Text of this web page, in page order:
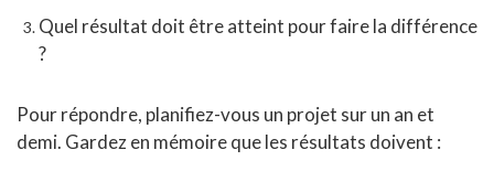
Quel résultat doit être atteint pour faire la différence
?
Pour répondre, planifiez-vous un projet sur un an et
demi. Gardez en mémoire que les résultats doivent :